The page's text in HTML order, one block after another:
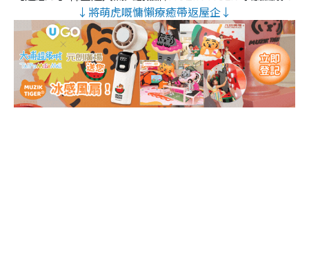
↓將萌虎嘅慵懶療癒帶返屋企↓